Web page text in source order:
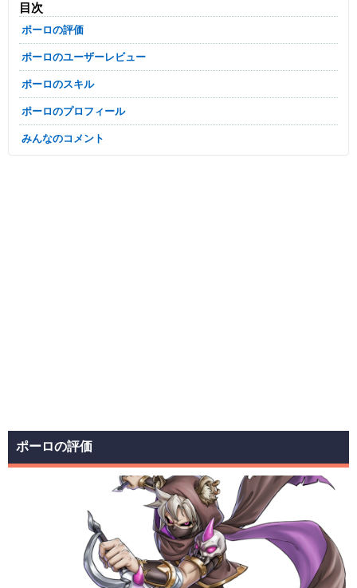
目次
ポーロの評価
ポーロのユーザーレビュー
ポーロのスキル
ポーロのプロフィール
みんなのコメント
ポーロの評価